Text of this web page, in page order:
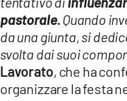
pastorale. Quando
da una giunta, si
svolta dai suoi
Lavorato, che ha
organizzare la festa